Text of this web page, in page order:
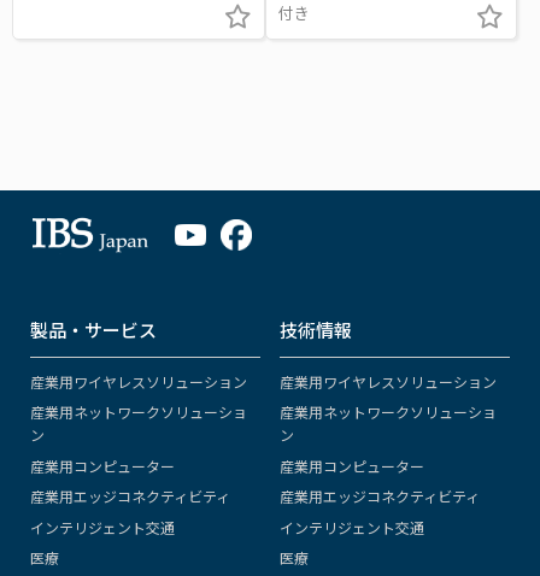
付き
製品・サービス
産業用ワイヤレスソリューション
産業用ネットワークソリューショ
ン
産業用コンピューター
産業用エッジコネクティビティ
インテリジェント交通
医療
技術情報
産業用ワイヤレスソリューション
産業用ネットワークソリューショ
ン
産業用コンピューター
産業用エッジコネクティビティ
インテリジェント交通
医療